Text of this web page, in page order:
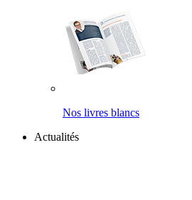
Nos livres blancs
Actualités